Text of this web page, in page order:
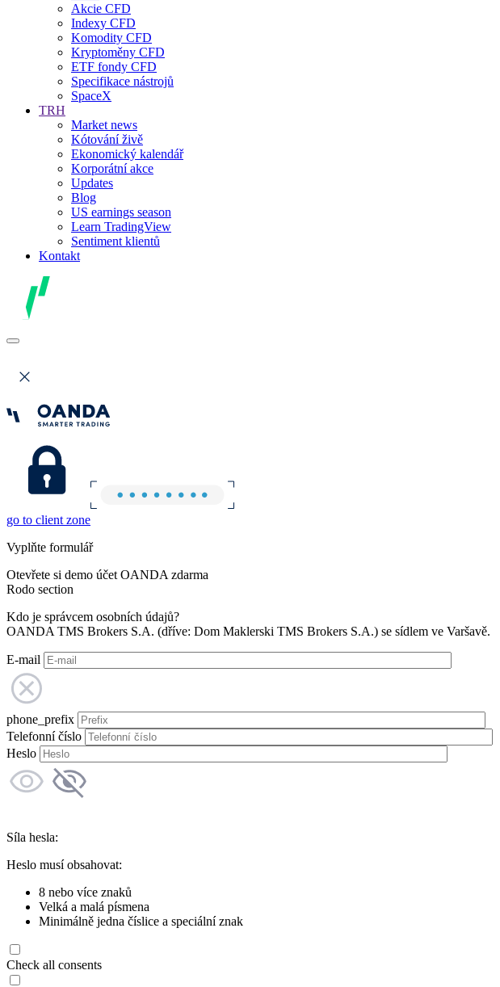
Akcie CFD
Indexy CFD
Komodity CFD
Kryptoměny CFD
ETF fondy CFD
Specifikace nástrojů
SpaceX
TRH
Market news
Kótování živě
Ekonomický kalendář
Korporátní akce
Updates
Blog
US earnings season
Learn TradingView
Sentiment klientů
Kontakt
go to client zone
Vyplňte formulář
Otevřete si demo účet OANDA zdarma
Rodo section
Kdo je správcem osobních údajů?
OANDA TMS Brokers S.A. (dříve: Dom Maklerski TMS Brokers S.A.) se sídlem ve Varšavě.
E-mail
phone_prefix
Telefonní číslo
Heslo
Síla hesla:
Heslo musí obsahovat:
8 nebo více znaků
Velká a malá písmena
Minimálně jedna číslice a speciální znak
Check all consents